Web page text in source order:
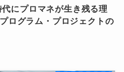
にプロマネが生き残る理
ログラム・プロジェクトの